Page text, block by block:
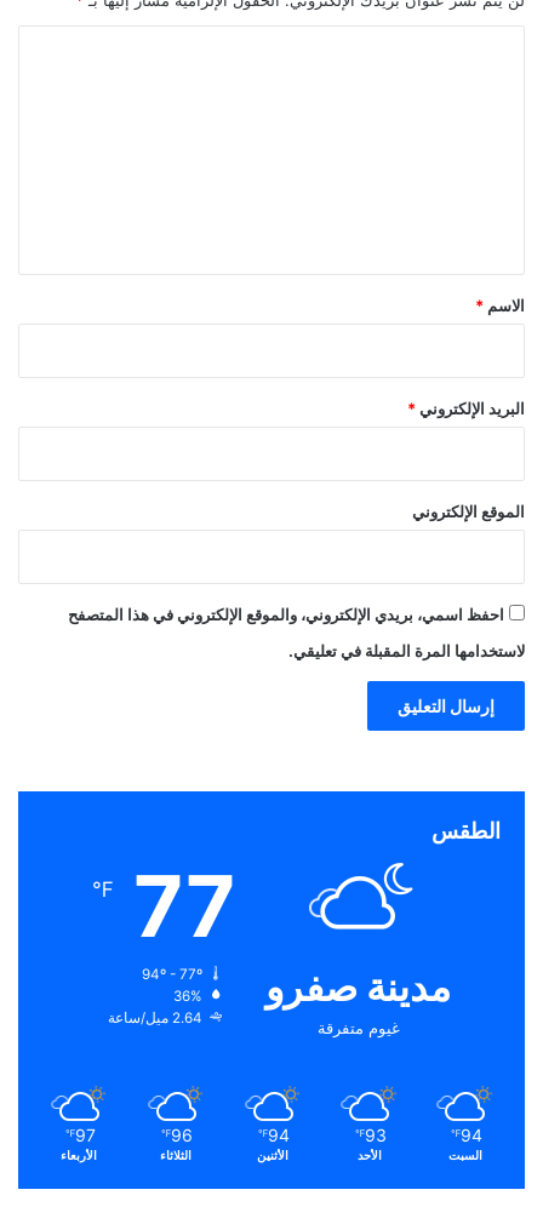
*
الاسم *
البريد الإلكتروني *
الموقع الإلكتروني
احفظ اسمي، بريدي الإلكتروني، والموقع الإلكتروني في هذا المتصفح
لاستخدامها المرة المقبلة في تعليقي.
الطقس
مدينة صفرو
غيوم متفرقة
77
℉
36%
2.64 ميل/ساعة
94
℉
السبت
93
℉
الأحد
94
℉
الأثنين
96
℉
الثلاثاء
97
℉
الأربعاء